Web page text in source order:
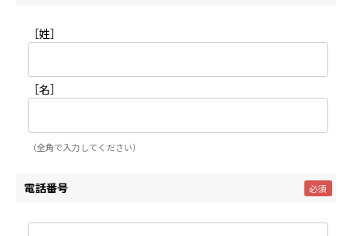
［姓］
［名］
（全角で入力してください）
電話番号